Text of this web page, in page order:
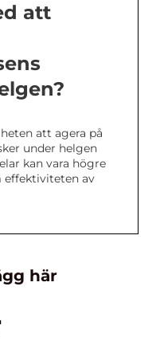
att
att agera på
under helgen
kan vara högre
effektiviteten av
här